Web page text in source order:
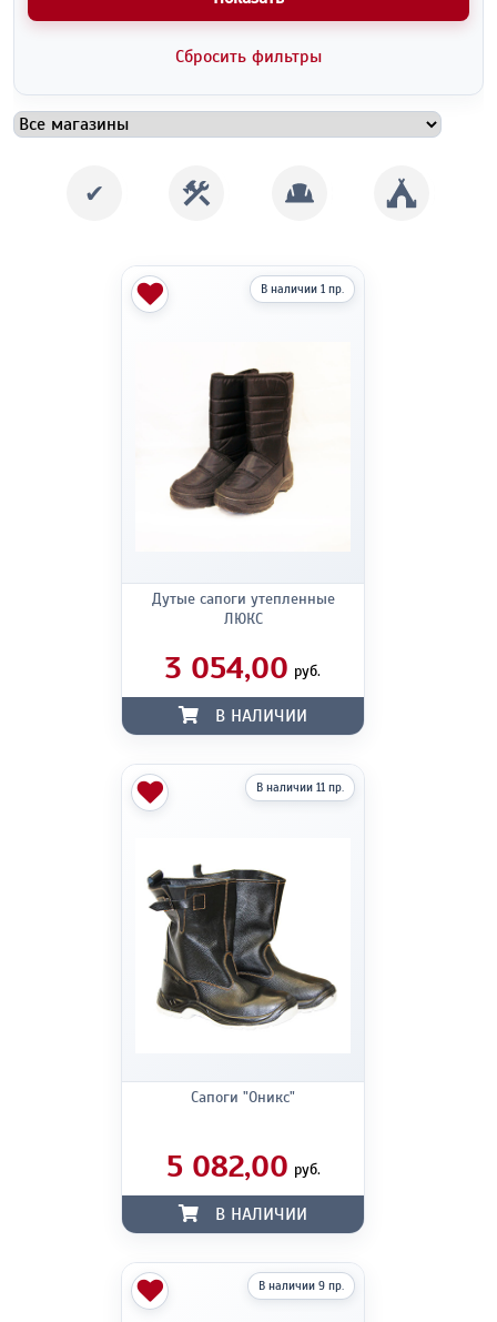
Сбросить фильтры
✔
В наличии 1 пр.
Дутые сапоги утепленные
ЛЮКС
3 054,00 руб.
В НАЛИЧИИ
В наличии 11 пр.
Сапоги "Оникс"
5 082,00 руб.
В НАЛИЧИИ
В наличии 9 пр.